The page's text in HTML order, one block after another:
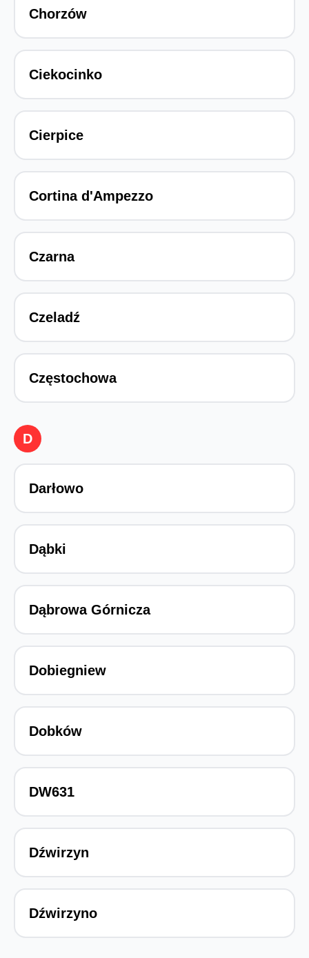
Chorzów
Ciekocinko
Cierpice
Cortina d'Ampezzo
Czarna
Czeladź
Częstochowa
D
Darłowo
Dąbki
Dąbrowa Górnicza
Dobiegniew
Dobków
DW631
Dźwirzyn
Dźwirzyno